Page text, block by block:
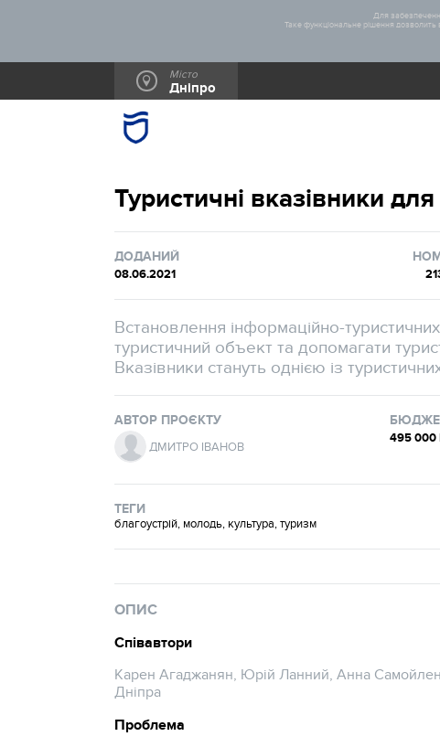
Для
Таке функціональне рішення дозволить
Місто
Дніпро
Туристичні вказівники
ДОДАНИЙ
08.06.2021
Встановлення інформаційно-
туристичний объект та допомагати
Вказівники стануть однією із
АВТОР ПРОЄКТУ
ДМИТРО ІВАНОВ
495 000
ТЕГИ
благоустрій, молодь, культура, туризм
ОПИС
Співавтори
Карен Агаджанян, Юрій Ланний, Анна
Дніпра
Проблема